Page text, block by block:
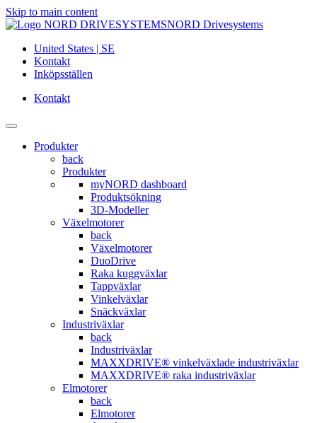
Skip to main content
NORD Drivesystems
United States | SE
Kontakt
Inköpsställen
Kontakt
Produkter
back
Produkter
myNORD dashboard
Produktsökning
3D-Modeller
Växelmotorer
back
Växelmotorer
DuoDrive
Raka kuggväxlar
Tappväxlar
Vinkelväxlar
Snäckväxlar
Industriväxlar
back
Industriväxlar
MAXXDRIVE® vinkelväxlade industriväxlar
MAXXDRIVE® raka industriväxlar
Elmotorer
back
Elmotorer